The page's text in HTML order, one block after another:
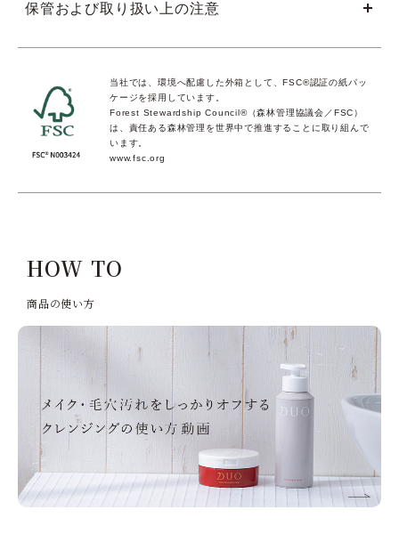
保管および取り扱い上の注意
当社では、環境へ配慮した外箱として、FSC®認証の紙パッ
ケージを採用しています。
Forest Stewardship Council®（森林管理協議会／FSC）
は、責任ある森林管理を世界中で推進することに取り組んで
います。
www.fsc.org
HOW TO
商品の使い方